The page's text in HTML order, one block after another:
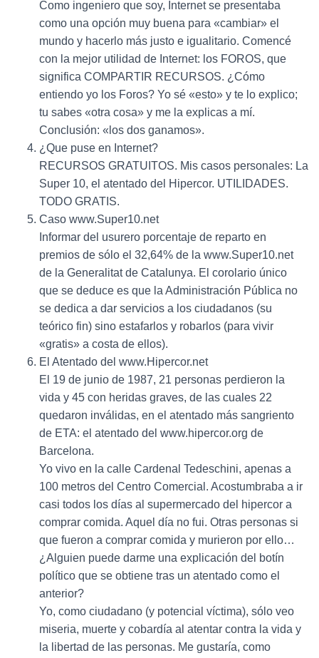
Como ingeniero que soy, Internet se presentaba
como una opción muy buena para «cambiar» el
mundo y hacerlo más justo e igualitario. Comencé
con la mejor utilidad de Internet: los FOROS, que
significa COMPARTIR RECURSOS. ¿Cómo
entiendo yo los Foros? Yo sé «esto» y te lo explico;
tu sabes «otra cosa» y me la explicas a mí.
Conclusión: «los dos ganamos».
¿Que puse en Internet?
RECURSOS GRATUITOS. Mis casos personales: La
Super 10, el atentado del Hipercor. UTILIDADES.
TODO GRATIS.
Caso www.Super10.net
Informar del usurero porcentaje de reparto en
premios de sólo el 32,64% de la www.Super10.net
de la Generalitat de Catalunya. El corolario único
que se deduce es que la Administración Pública no
se dedica a dar servicios a los ciudadanos (su
teórico fin) sino estafarlos y robarlos (para vivir
«gratis» a costa de ellos).
El Atentado del www.Hipercor.net
El 19 de junio de 1987, 21 personas perdieron la
vida y 45 con heridas graves, de las cuales 22
quedaron inválidas, en el atentado más sangriento
de ETA: el atentado del www.hipercor.org de
Barcelona.
Yo vivo en la calle Cardenal Tedeschini, apenas a
100 metros del Centro Comercial. Acostumbraba a ir
casi todos los días al supermercado del hipercor a
comprar comida. Aquel día no fui. Otras personas si
que fueron a comprar comida y murieron por ello…
¿Alguien puede darme una explicación del botín
político que se obtiene tras un atentado como el
anterior?
Yo, como ciudadano (y potencial víctima), sólo veo
miseria, muerte y cobardía al atentar contra la vida y
la libertad de las personas. Me gustaría, como